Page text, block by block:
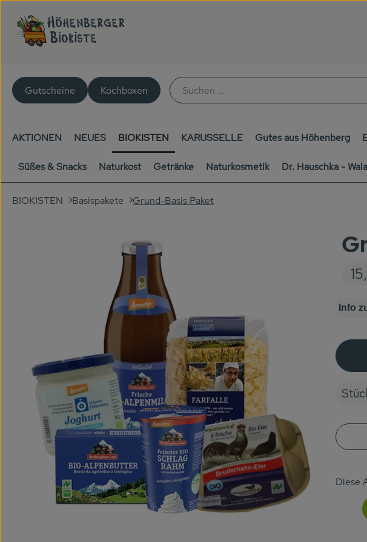
Gutscheine Kochboxen
AKTIONEN NEUES BIOKISTEN KARUSSELLE Gutes aus Höhenberg
Süßes & Snacks Naturkost Getränke Naturkosmetik Dr. Hauschka - Wala
BIOKISTEN Basispakete Grund-Basis Paket
Info
Diese